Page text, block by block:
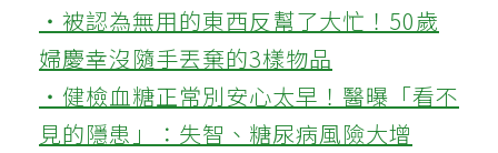
‧被認為無用的東西反幫了大忙！50歲
婦慶幸沒隨手丟棄的3樣物品
‧健檢血糖正常別安心太早！醫曝「看不
見的隱患」：失智、糖尿病風險大增